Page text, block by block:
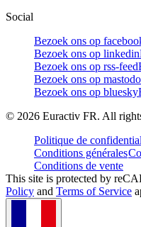
Social
Bezoek ons op
Bezoek ons op linkedin
Bezoek ons op rss-feed
Bezoek ons op
Bezoek ons op bluesky
© 2026 Euractiv FR. All
Politique de
Conditions générales
Conditions de vente
This site is protected by
Policy and Terms of Service